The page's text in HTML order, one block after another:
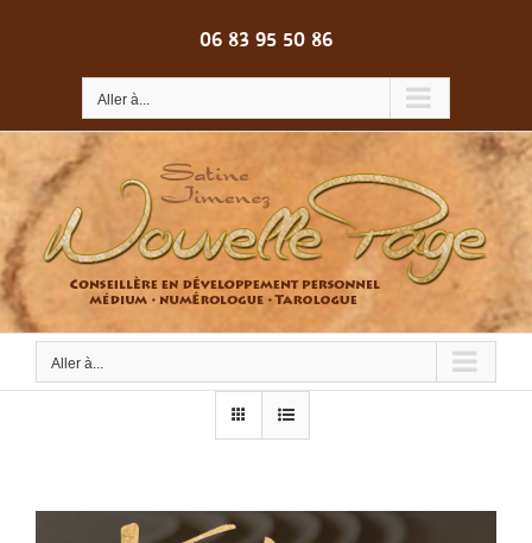
06 83 95 50 86
Aller à...
Aller à...